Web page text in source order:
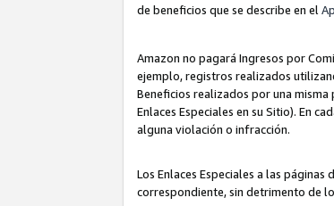
de beneficios que se describe en el
Amazon no pagará Ingresos por
ejemplo, registros realizados
Beneficios realizados por una
Enlaces Especiales en su Sitio). En
alguna violación o infracción.
Los Enlaces Especiales a las
correspondiente, sin detrimento de